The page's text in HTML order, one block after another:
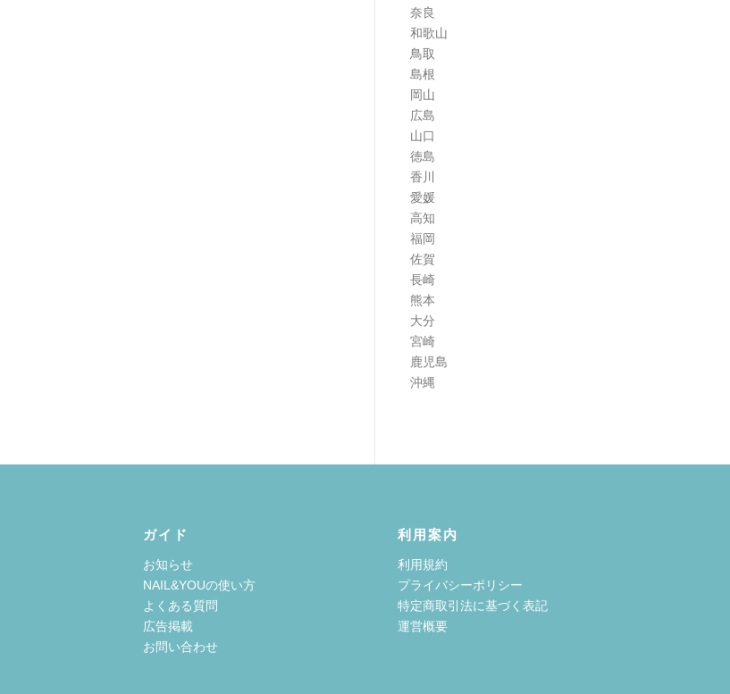
奈良
和歌山
鳥取
島根
岡山
広島
山口
徳島
香川
愛媛
高知
福岡
佐賀
長崎
熊本
大分
宮崎
鹿児島
沖縄
ガイド
お知らせ
NAIL&YOUの使い方
よくある質問
広告掲載
お問い合わせ
利用案内
利用規約
プライバシーポリシー
特定商取引法に基づく表記
運営概要